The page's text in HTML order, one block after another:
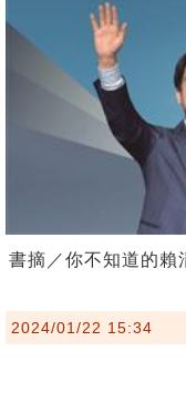
書摘／你不知道的賴
2024/01/22 15:34